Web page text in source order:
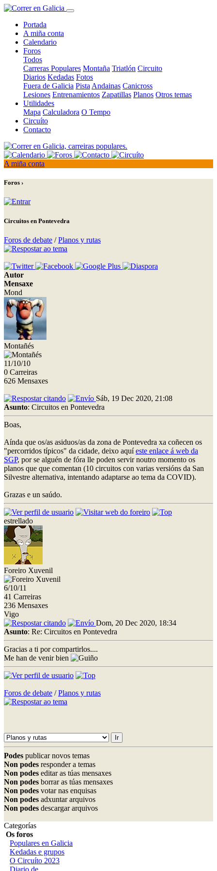
Portada
A miña conta
Calendario
Foros
Todos
Carreras Populares Montaña Triatlón Circuito
Diarios Kedadas Fotos
Fuera de Galicia Pista Andainas Canicross
Lesiones Entrenamientos Zapatillas Planos Otros temas
Utilidades
Mapa Calculadora O Tempo
Circuíto
Contacto
A miña conta
Foros ›
Circuitos en Pontevedra
Foros de debate /Planos y rutas
Autor
Mensaxe
Mond
Montañés
11/10/10
0 Carreiras
626 Mensaxes
Sáb, 19 Dec 2020, 21:08
Asunto: Circuitos en Pontevedra
Boas,
Aínda que os/as asiduos/as da zona de Pontevedra xa coñecen os
"percorridos típicos" da cidade, deixo aquíeste enlace á web da
SGP, por se alguén de fóra lle poden servir noutro momento os
planos que que comentan (10 circuitos con varias versións da San
Silvestre alternativa, intentando adaptarse ao tema da COVID).
Grazas e un saúdo.
estrellado
Foreiro Xuvenil
6/10/11
41 Carreiras
236 Mensaxes
Vigo
Dom, 20 Dec 2020, 18:34
Asunto: Re: Circuitos en Pontevedra
Gracias a ti por compartirlos....
Me han de venir bien
Foros de debate /Planos y rutas
Podes publicar novos temas
Non podes responder a temas
Non podes editar as túas mensaxes
Non podes borrar as túas mensaxes
Non podes votar nas enquisas
Non podes adxuntar arquivos
Non podes descargar arquivos
Categorías
Os foros
Populares en Galicia
Kedadas e grupos
O Circuíto 2023
Diario de...